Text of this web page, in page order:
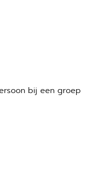
bij een groep